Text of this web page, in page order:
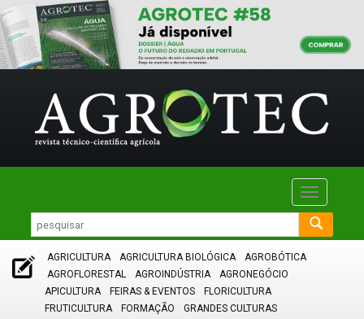
Toggle
AGRICULTURA AGRICULTURA BIOLÓGICA
AGROBÓTICA
AGROFLORESTAL
AGROINDÚSTRIA
AGRONEGÓCIO
APICULTURA
FEIRAS & EVENTOS
FLORICULTURA
FRUTICULTURA
FORMAÇÃO
GRANDES CULTURAS